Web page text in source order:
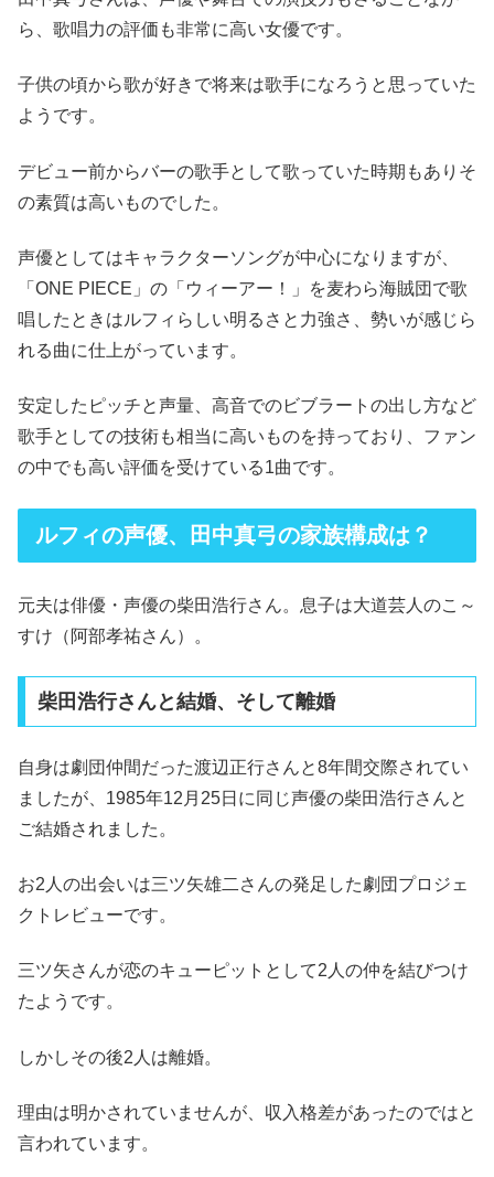
ら、歌唱力の評価も非常に高い女優です。
子供の頃から歌が好きで将来は歌手になろうと思っていた
ようです。
デビュー前からバーの歌手として歌っていた時期もありそ
の素質は高いものでした。
声優としてはキャラクターソングが中心になりますが、
「ONE PIECE」の「ウィーアー！」を麦わら海賊団で歌
唱したときはルフィらしい明るさと力強さ、勢いが感じら
れる曲に仕上がっています。
安定したピッチと声量、高音でのビブラートの出し方など
歌手としての技術も相当に高いものを持っており、ファン
の中でも高い評価を受けている1曲です。
ルフィの声優、田中真弓の家族構成は？
元夫は俳優・声優の柴田浩行さん。息子は大道芸人のこ～
すけ（阿部孝祐さん）。
柴田浩行さんと結婚、そして離婚
自身は劇団仲間だった渡辺正行さんと8年間交際されてい
ましたが、1985年12月25日に同じ声優の柴田浩行さんと
ご結婚されました。
お2人の出会いは三ツ矢雄二さんの発足した劇団プロジェ
クトレビューです。
三ツ矢さんが恋のキューピットとして2人の仲を結びつけ
たようです。
しかしその後2人は離婚。
理由は明かされていませんが、収入格差があったのではと
言われています。